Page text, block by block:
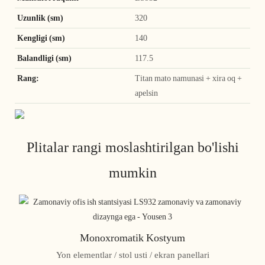
Uzunlik (sm) 320
Kengligi (sm) 140
Balandligi (sm) 117.5
Rang:
Titan mato namunasi + xira oq +
apelsin
Plitalar rangi moslashtirilgan bo'lishi
mumkin
Monoxromatik Kostyum
Yon elementlar / stol usti / ekran panellari